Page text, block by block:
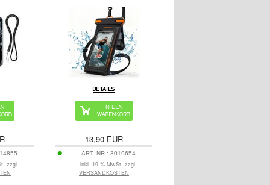
zzgl.
13,90 EUR
ART. NR.:3019654
inkl. 19 % MwSt. zzgl.
VERSANDKOSTEN